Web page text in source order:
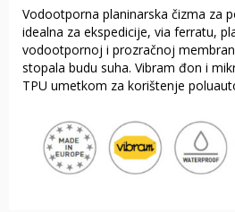
Vodootporna planinarska čizma za
idealna za ekspedicije, via ferratu,
vodootpornoj i prozračnoj
stopala budu suha. Vibram đon i
TPU umetkom za korištenje